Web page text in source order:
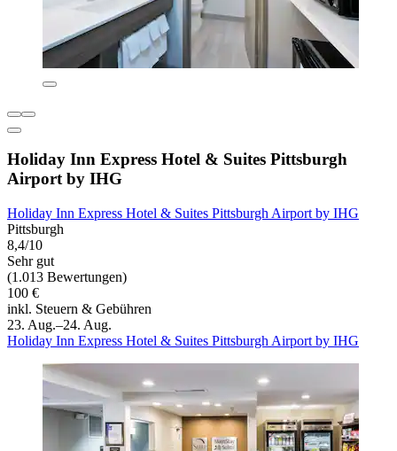
Holiday Inn Express Hotel & Suites Pittsburgh
Airport by IHG
Holiday Inn Express Hotel & Suites Pittsburgh Airport by IHG
Pittsburgh
8,4/10
Sehr gut
(1.013 Bewertungen)
100 €
inkl. Steuern & Gebühren
23. Aug.–24. Aug.
Holiday Inn Express Hotel & Suites Pittsburgh Airport by IHG